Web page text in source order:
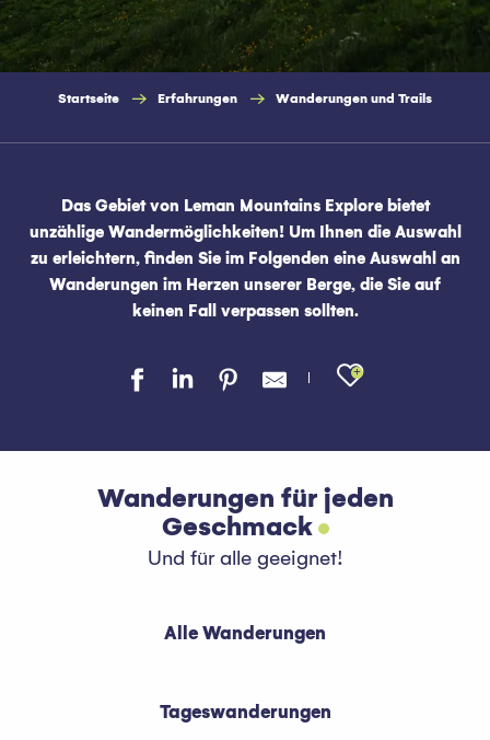
Startseite Erfahrungen Wanderungen und Trails
Das Gebiet von Leman Mountains Explore bietet
unzählige Wandermöglichkeiten! Um Ihnen die Auswahl
zu erleichtern, finden Sie im Folgenden eine Auswahl an
Wanderungen im Herzen unserer Berge, die Sie auf
keinen Fall verpassen sollten.
Ajouter
Wanderungen für jeden
Geschmack
Und für alle geeignet!
Alle Wanderungen
Tageswanderungen